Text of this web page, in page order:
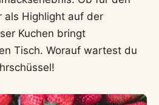
als Highlight auf der
Kuchen bringt
Tisch. Worauf wartest du